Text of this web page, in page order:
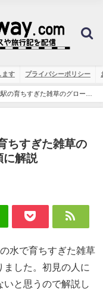
ます プライバシーポリシー
の育ちすぎた雑草のグローバ
ちすぎた雑草の
に解説
水で育ちすぎた雑草
ました。初見の人に
と思うので解説し